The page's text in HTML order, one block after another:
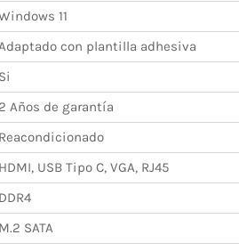
11
con plantilla adhesiva
Si
2 Años de garantía
Reacondicionado
HDMI, USB Tipo C, VGA, RJ45
DDR4
M.2 SATA